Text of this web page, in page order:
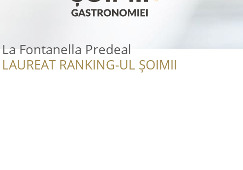
La Fontanella Predeal
LAUREAT RANKING-UL ȘOIMII